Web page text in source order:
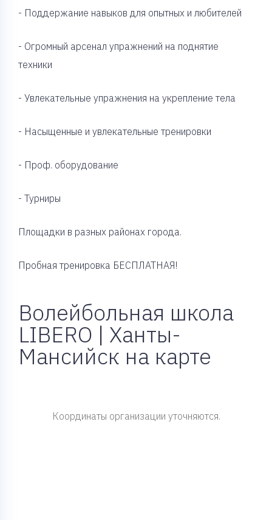
- Поддержание навыков для опытных и любителей
- Огромный арсенал упражнений на поднятие
техники
- Увлекательные упражнения на укрепление тела
- Насыщенные и увлекательные тренировки
- Проф. оборудование
- Турниры
Площадки в разных районах города.
Пробная тренировка БЕСПЛАТНАЯ!
Волейбольная школа
LIBERO | Ханты-
Мансийск на карте
Координаты организации уточняются.